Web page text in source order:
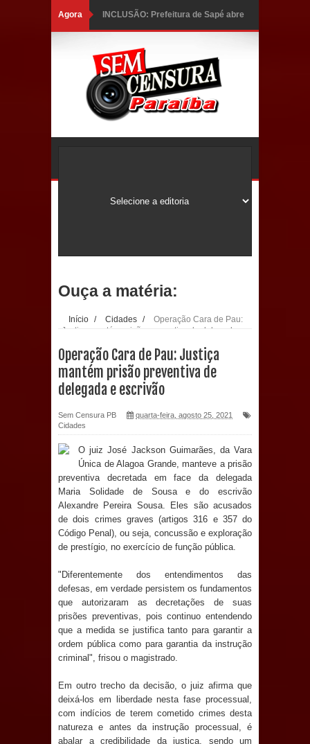
Agora INCLUSÃO: Prefeitura de Sapé abre
Social; veja documentação
necessária!
com a saúde bucal em Marí
PDT da Paraíba faz reunião
preparativa para convenção estadual
Prefeitura de Sapé paga salários
dentro do mês trabalhado e injeta R$
12 milhões na economia
Prefeitura de Sapé desenvolve ações
revitalizar Memorial Augusto dos
Anjos
O verdadeiro oxigênio do Estado
Democrático de Direito – Bacharela
aborda de maneira inédita no mundo
jurídico brasileiro, temas polêmicos;
Ouça a matéria:
Início / Cidades /
Operação Cara de Pau:
Justiça mantém prisão preventiva de delegada e
Operação Cara de Pau: Justiça
mantém prisão preventiva de
delegada e escrivão
Sem Censura PB
quarta-feira, agosto 25, 2021
Cidades
O juiz José Jackson Guimarães, da Vara
Única de Alagoa Grande, manteve a prisão
preventiva decretada em face da delegada
Maria Solidade de Sousa e do escrivão
Alexandre Pereira Sousa. Eles são acusados
de dois crimes graves (artigos 316 e 357 do
Código Penal), ou seja, concussão e exploração
de prestígio, no exercício de função pública.
"Diferentemente dos entendimentos das
defesas, em verdade persistem os fundamentos
que autorizaram as decretações de suas
prisões preventivas, pois continuo entendendo
que a medida se justifica tanto para garantir a
ordem pública como para garantia da instrução
criminal", frisou o magistrado.
Em outro trecho da decisão, o juiz afirma que
deixá-los em liberdade nesta fase processual,
com indícios de terem cometido crimes desta
natureza e antes da instrução processual, é
abalar a credibilidade da justiça, sendo um